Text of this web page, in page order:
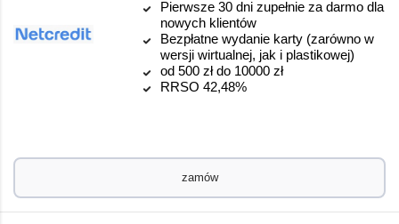
Pierwsze 30 dni zupełnie za darmo dla
nowych klientów
Bezpłatne wydanie karty (zarówno w
wersji wirtualnej, jak i plastikowej)
od 500 zł do 10000 zł
RRSO 42,48%
zamów